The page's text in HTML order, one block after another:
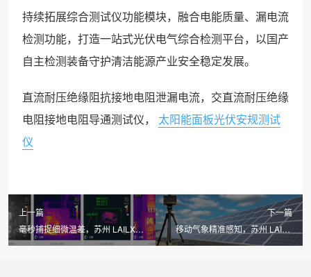
持续拓展综合测试仪功能模块，融合电能质量、漏电流
检测功能，打造一站式光伏电气综合检测平台，以国产
自主检测装备守护清洁能源产业安全稳定发展。
直流耐压绝缘阻抗接地电阻泄漏电流，交直流耐压绝缘
电阻接地电阻导通测试仪，
太阳能面板光伏安规测试
仪
上一篇
毫秒捕捉细微温差，苏州 LAILX
LX-F100 手持红外热成像仪成为光
下一篇
移动气象精准感知，苏州 LAILX
LXH506 便携式气象站补齐光伏现